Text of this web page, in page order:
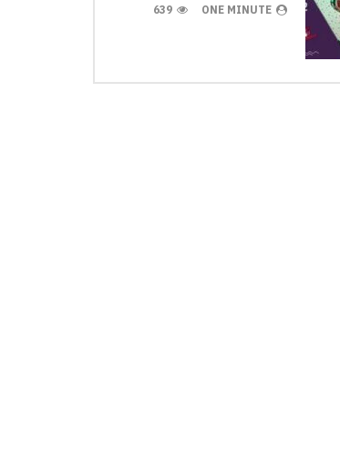
ONE MINUTE
639